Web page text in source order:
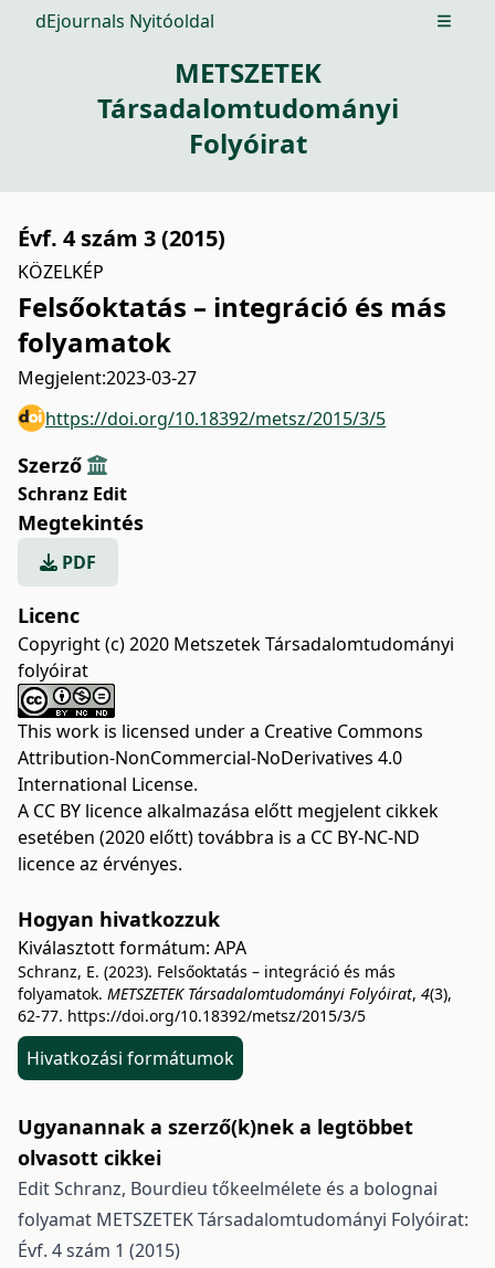
dEjournals Nyitóoldal Open
METSZETEK
Társadalomtudományi
Folyóirat
Évf. 4 szám 3 (2015)
KÖZELKÉP
Felsőoktatás – integráció és más
folyamatok
Megjelent:2023-03-27
https://doi.org/10.18392/metsz/2015/3/5
Szerző
Schranz Edit
Megtekintés
PDF
Licenc
Copyright (c) 2020 Metszetek Társadalomtudományi
folyóirat
This work is licensed under a Creative Commons
Attribution-NonCommercial-NoDerivatives 4.0
International License.
A CC BY licence alkalmazása előtt megjelent cikkek
esetében (2020 előtt) továbbra is a CC BY-NC-ND
licence az érvényes.
Hogyan hivatkozzuk
Kiválasztott formátum: APA
Schranz, E. (2023). Felsőoktatás – integráció és más
folyamatok. METSZETEK Társadalomtudományi Folyóirat, 4(3),
62-77. https://doi.org/10.18392/metsz/2015/3/5
Hivatkozási formátumok
Ugyanannak a szerző(k)nek a legtöbbet
olvasott cikkei
Edit Schranz, Bourdieu tőkeelmélete és a bolognai
folyamat METSZETEK Társadalomtudományi Folyóirat:
Évf. 4 szám 1 (2015)